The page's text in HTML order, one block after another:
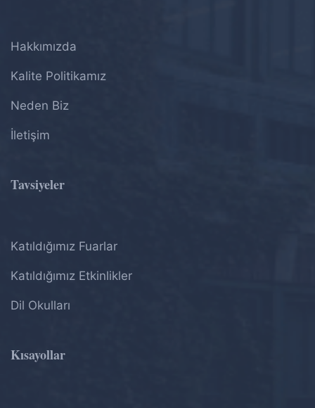
Hakkımızda
Kalite Politikamız
Neden Biz
İletişim
Tavsiyeler
Katıldığımız Fuarlar
Katıldığımız Etkinlikler
Dil Okulları
Kısayollar